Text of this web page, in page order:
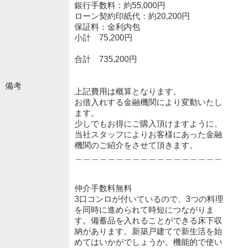
備考
銀行手数料：約55,000円
ローン契約印紙代：約20,200円
保証料：金利内包
小計 75,200円
合計 735,200円
上記費用は概算となります。
お借入れする金融機関により変動いたし
ます。
少しでもお得にご購入頂けますように、
当社スタッフによりお客様にあった金融
機関のご紹介をさせて頂きます。
仲介手数料無料
3口コンロが付いているので、3つの料理
を同時に進められて時短につながりま
す。備蓄品を入れることができる床下収
納があります。新築戸建てで新生活を始
めてはいかがでしょうか。機能的で使い